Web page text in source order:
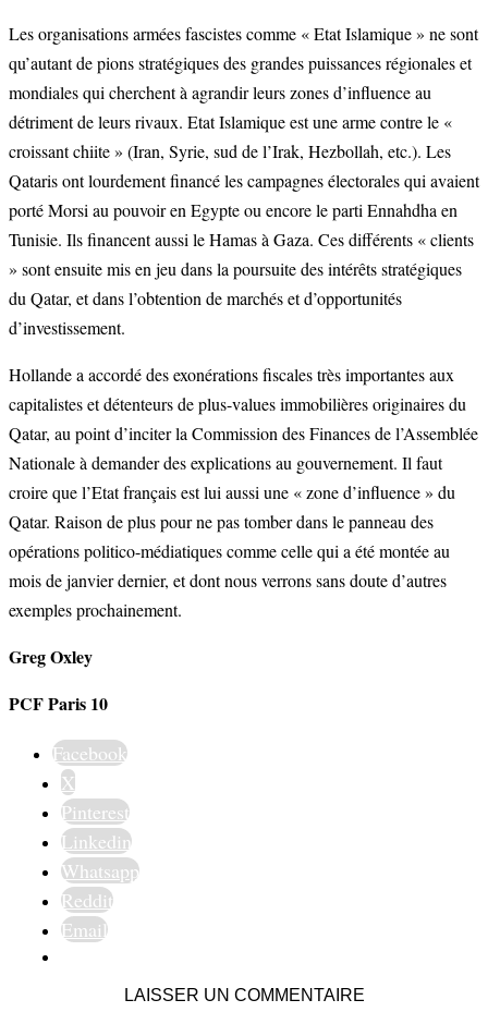
Les organisations armées fascistes comme « Etat Islamique » ne sont
qu’autant de pions stratégiques des grandes puissances régionales et
mondiales qui cherchent à agrandir leurs zones d’influence au
détriment de leurs rivaux. Etat Islamique est une arme contre le «
croissant chiite » (Iran, Syrie, sud de l’Irak, Hezbollah, etc.). Les
Qataris ont lourdement financé les campagnes électorales qui avaient
porté Morsi au pouvoir en Egypte ou encore le parti Ennahdha en
Tunisie. Ils financent aussi le Hamas à Gaza. Ces différents « clients
» sont ensuite mis en jeu dans la poursuite des intérêts stratégiques
du Qatar, et dans l’obtention de marchés et d’opportunités
d’investissement.
Hollande a accordé des exonérations fiscales très importantes aux
capitalistes et détenteurs de plus-values immobilières originaires du
Qatar, au point d’inciter la Commission des Finances de l’Assemblée
Nationale à demander des explications au gouvernement. Il faut
croire que l’Etat français est lui aussi une « zone d’influence » du
Qatar. Raison de plus pour ne pas tomber dans le panneau des
opérations politico-médiatiques comme celle qui a été montée au
mois de janvier dernier, et dont nous verrons sans doute d’autres
exemples prochainement.
Greg Oxley
PCF Paris 10
Facebook
X
Pinterest
Linkedin
Whatsapp
Reddit
Email
LAISSER UN COMMENTAIRE